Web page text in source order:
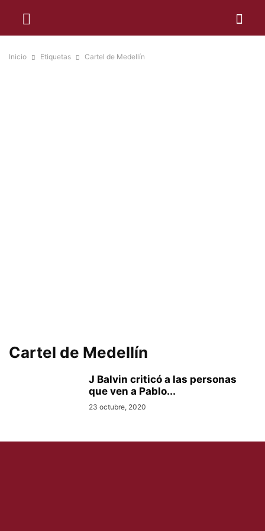
Inicio Etiquetas Cartel de Medellín
Cartel de Medellín
J Balvin criticó a las personas
que ven a Pablo...
23 octubre, 2020